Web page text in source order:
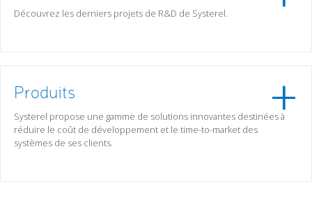
Découvrez les derniers projets de R&D de Systerel.
Produits
Systerel propose une gamme de solutions innovantes destinées à
réduire le coût de développement et le time-to-market des
systèmes de ses clients.